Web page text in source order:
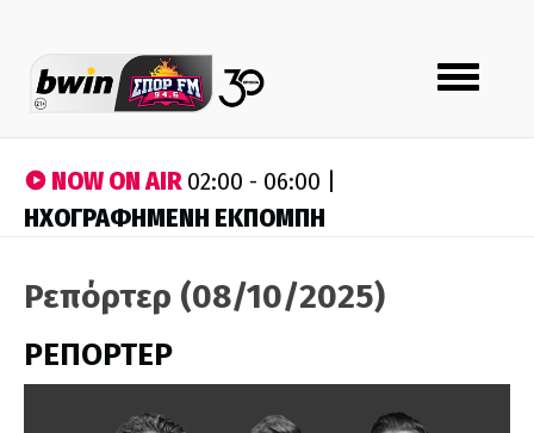
Toggle
navigation
NOW ON AIR02:00 - 06:00 |
ΗΧΟΓΡΑΦΗΜΕΝΗ ΕΚΠΟΜΠΗ
Ρεπόρτερ (08/10/2025)
ΡΕΠΟΡΤΕΡ